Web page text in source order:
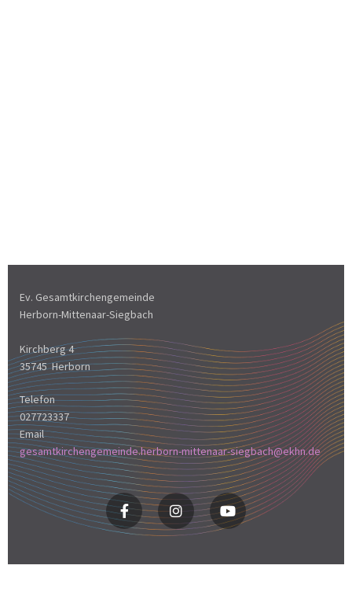
Ev. Gesamtkirchengemeinde
Herborn-Mittenaar-Siegbach
Kirchberg 4
35745 Herborn
Telefon
027723337
Email
gesamtkirchengemeinde.herborn-mittenaar-siegbach@ekhn.de